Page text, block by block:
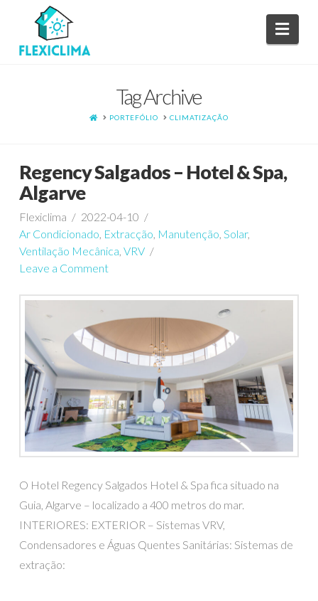
Tag Archive
HOMEPORTEFÓLIO CLIMATIZAÇÃO
Regency Salgados – Hotel & Spa,
Algarve
Flexiclima
2022-04-10
Ar Condicionado, Extracção, Manutenção, Solar,
Ventilação Mecânica, VRV
Leave a Comment
O Hotel Regency Salgados Hotel & Spa fica situado na
Guia, Algarve – localizado a 400 metros do mar.
INTERIORES: EXTERIOR – Sistemas VRV,
Condensadores e Águas Quentes Sanitárias: Sistemas de
extração: